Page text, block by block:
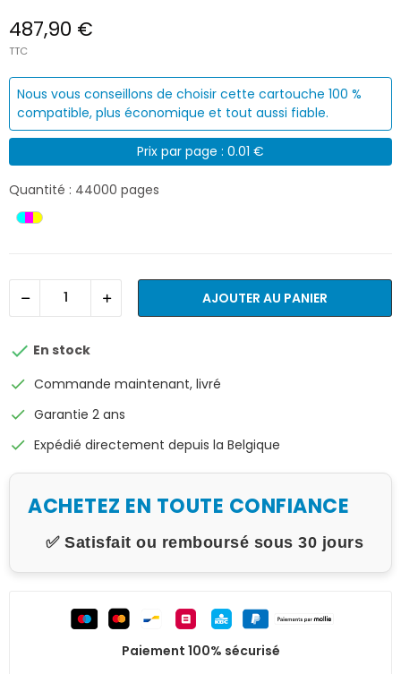
487,90 €
TTC
Nous vous conseillons de choisir cette cartouche 100 %
compatible, plus économique et tout aussi fiable.
Prix par page : 0.01 €
Quantité : 44000 pages
AJOUTER AU PANIER
 En stock
check Commande maintenant, livré
check Garantie 2 ans
check Expédié directement depuis la Belgique
ACHETEZ EN TOUTE CONFIANCE
✅ Satisfait ou remboursé sous 30 jours
Paiement 100% sécurisé